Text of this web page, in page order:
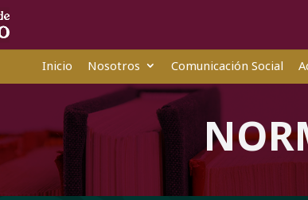
Inicio Nosotros Comunicación Social